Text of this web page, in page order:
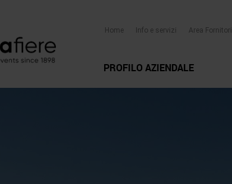
Home Info e servizi Area Fornitori
PROFILO AZIENDALE